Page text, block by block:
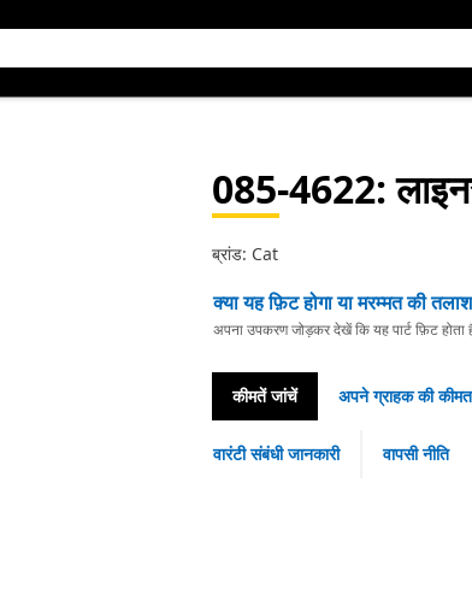
085-4622:
ब्रांड: Cat
क्या यह फ़िट होगा या मरम्मत की
अपना उपकरण जोड़कर देखें कि यह पार्ट फ़िट होता
कीमतें जांचें अपने ग्राहक की
वारंटी संबंधी जानकारी वापसी नीति